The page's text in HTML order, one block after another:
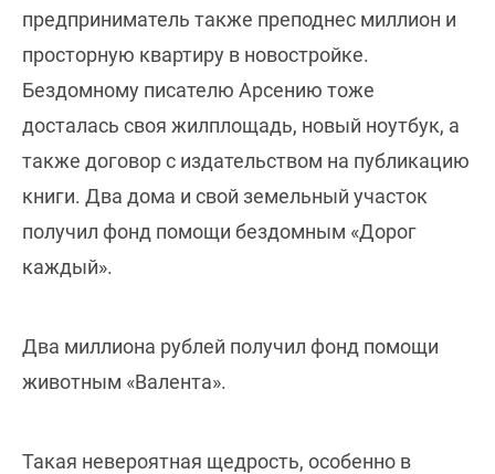
предприниматель также преподнес миллион и
просторную квартиру в новостройке.
Бездомному писателю Арсению тоже
досталась своя жилплощадь, новый ноутбук, а
также договор с издательством на публикацию
книги. Два дома и свой земельный участок
получил фонд помощи бездомным «Дорог
каждый».
Два миллиона рублей получил фонд помощи
животным «Валента».
Такая невероятная щедрость, особенно в